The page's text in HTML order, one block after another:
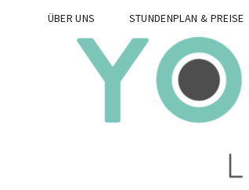
ÜBER UNS STUNDENPLAN & PREISE